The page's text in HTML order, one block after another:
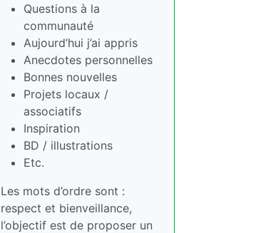
Questions à la
communauté
Aujourd’hui j’ai appris
Anecdotes personnelles
Bonnes nouvelles
Projets locaux /
associatifs
Inspiration
BD / illustrations
Etc.
Les mots d’ordre sont :
respect et bienveillance,
l’objectif est de proposer un